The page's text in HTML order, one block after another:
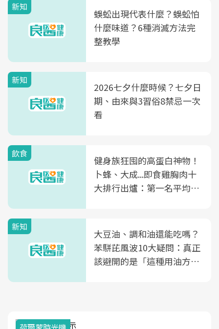
新知
蜈蚣出現代表什麼？蜈蚣怕
什麼味道？6種消滅方法完
整教學
新知
2026七夕什麼時候？七夕日
期、由來與3習俗8禁忌一次
看
飲食
健身族狂囤的高蛋白神物！
卜蜂、大成...即食雞胸肉十
大排行出爐：第一名平均一
新知
大豆油、調和油還能吃嗎？
苯駢芘風波10大疑問：真正
該避開的是「這種用油方